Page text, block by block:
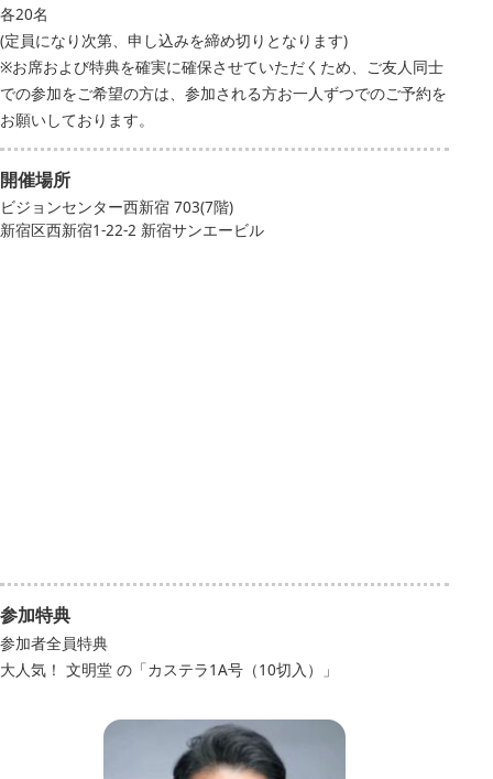
各20名
(定員になり次第、申し込みを締め切りとなります)
※お席および特典を確実に確保させていただくため、ご友人同士
での参加をご希望の方は、参加される方お一人ずつでのご予約を
お願いしております。
開催場所
ビジョンセンター西新宿 703(7階)
新宿区西新宿1-22-2 新宿サンエービル
参加特典
参加者全員特典
大人気！ 文明堂 の「カステラ1A号（10切入）」